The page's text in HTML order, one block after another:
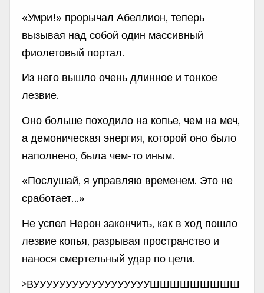
«Умри!» прорычал Абеллион, теперь
вызывая над собой один массивный
фиолетовый портал.
Из него вышло очень длинное и тонкое
лезвие.
Оно больше походило на копье, чем на меч,
а демоническая энергия, которой оно было
наполнено, была чем-то иным.
«Послушай, я управляю временем. Это не
сработает…»
Не успел Нерон закончить, как в ход пошло
лезвие копья, разрывая пространство и
нанося смертельный удар по цели.
>ВУУУУУУУУУУУУУУУУУУШШШШШШШШШ